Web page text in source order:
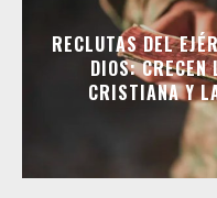
RECLUTAS DEL
DIOS: CRECEN
CRISTIANA Y